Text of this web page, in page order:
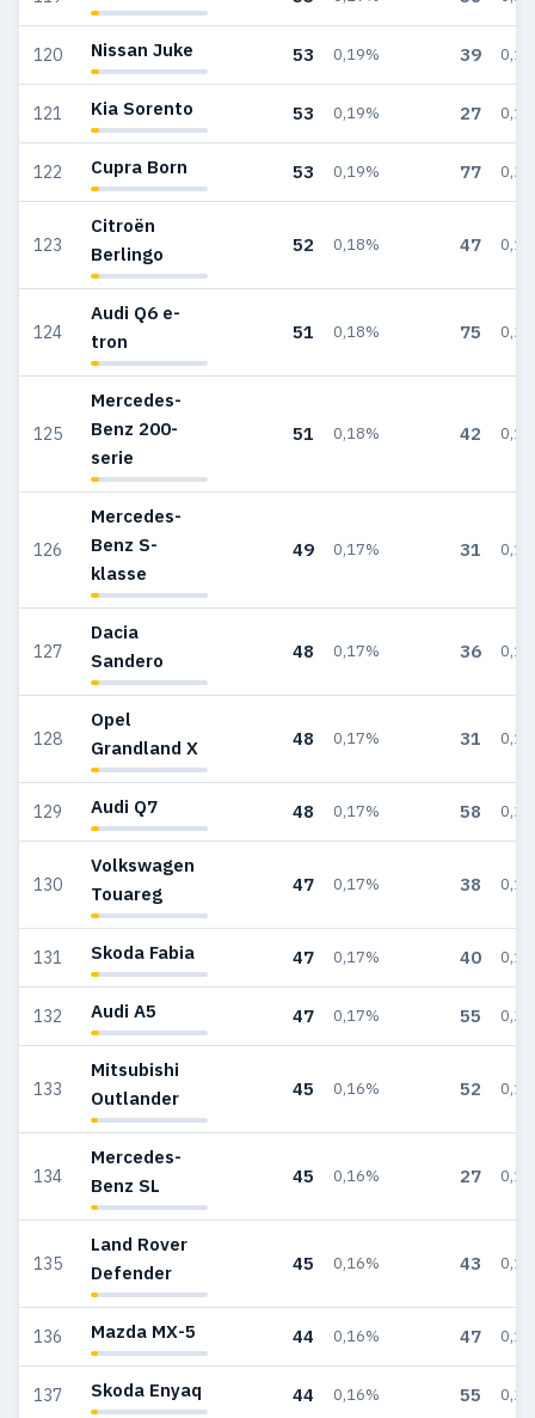
120 Nissan Juke 53 0,19% 39
121 Kia Sorento 53 0,19% 27
122 Cupra Born 53 0,19% 77
123
Citroën
Berlingo
52 0,18% 47
124
Audi Q6 e-
tron
51 0,18% 75
125
Mercedes-
Benz 200-
serie
51 0,18% 42
126
Mercedes-
Benz S-
klasse
49 0,17% 31
127
Dacia
Sandero
48 0,17% 36
128
Opel
Grandland X
48 0,17% 31
129 Audi Q7 48 0,17% 58
130
Volkswagen
Touareg
47 0,17% 38
131 Skoda Fabia 47 0,17% 40
132 Audi A5 47 0,17% 55
133
Mitsubishi
Outlander
45 0,16% 52
134
Mercedes-
Benz SL
45 0,16% 27
135
Land Rover
Defender
45 0,16% 43
136 Mazda MX-5 44 0,16% 47
137 Skoda Enyaq 44 0,16% 55